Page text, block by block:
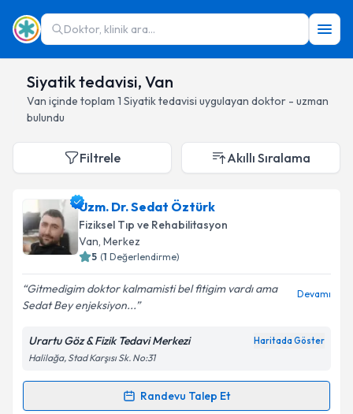
Doktor, klinik ara...
Siyatik tedavisi, Van
Van içinde toplam 1 Siyatik tedavisi uygulayan doktor - uzman
bulundu
Filtrele Akıllı Sıralama
Uzm. Dr. Sedat Öztürk
Fiziksel Tıp ve Rehabilitasyon
Van, Merkez
5 (1 Değerlendirme)
Gitmedigim doktor kalmamisti bel fitigim vardı ama
Sedat Bey enjeksiyon...
Devamı
Urartu Göz & Fizik Tedavi Merkezi Haritada Göster
Halilağa, Stad Karşısı Sk. No:31
Randevu Talep Et
Randevu Takvimi Talebi